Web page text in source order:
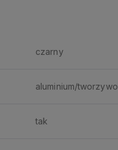
czarny
aluminium/
tak